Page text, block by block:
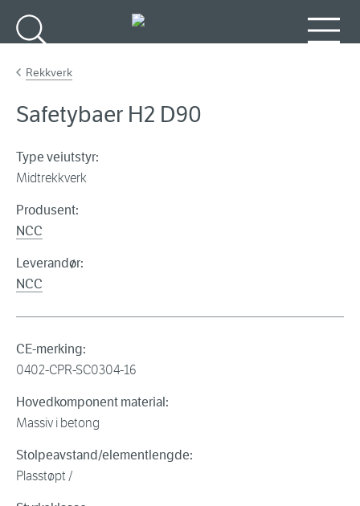
Rekkverk
Safetybaer H2 D90
Type veiutstyr:
Midtrekkverk
Produsent:
NCC
Leverandør:
NCC
CE-merking:
0402-CPR-SC0304-16
Hovedkomponent material:
Massiv i betong
Stolpeavstand/elementlengde:
Plasstøpt /